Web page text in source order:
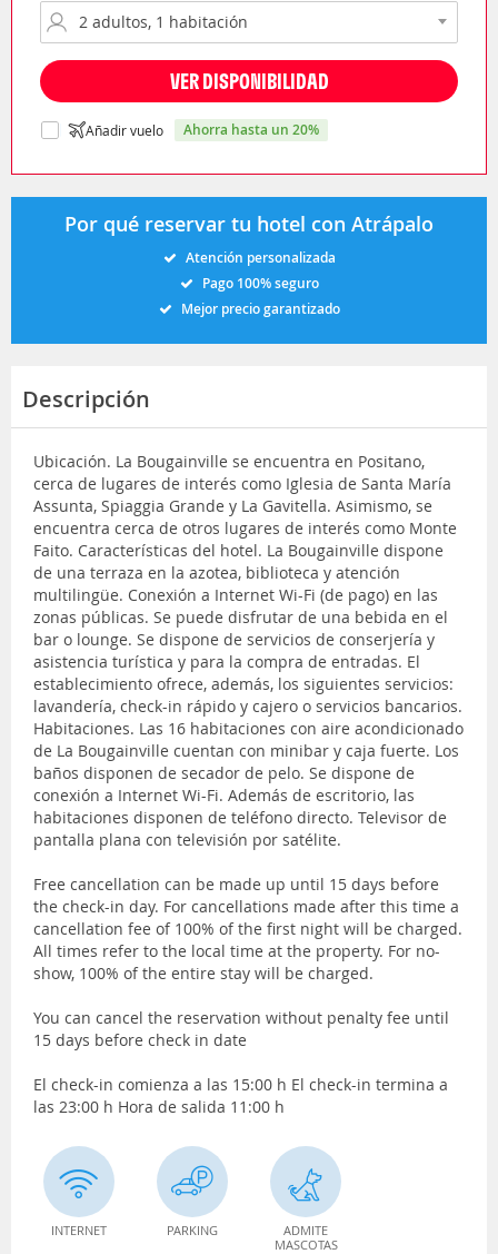
VER DISPONIBILIDAD
Añadir vuelo ahorra hasta un 20%
Por qué reservar tu hotel con Atrápalo
Atención personalizada
Pago 100% seguro
Mejor precio garantizado
Descripción
Ubicación. La Bougainville se encuentra en Positano,
cerca de lugares de interés como Iglesia de Santa María
Assunta, Spiaggia Grande y La Gavitella. Asimismo, se
encuentra cerca de otros lugares de interés como Monte
Faito. Características del hotel. La Bougainville dispone
de una terraza en la azotea, biblioteca y atención
multilingüe. Conexión a Internet Wi-Fi (de pago) en las
zonas públicas. Se puede disfrutar de una bebida en el
bar o lounge. Se dispone de servicios de conserjería y
asistencia turística y para la compra de entradas. El
establecimiento ofrece, además, los siguientes servicios:
lavandería, check-in rápido y cajero o servicios bancarios.
Habitaciones. Las 16 habitaciones con aire acondicionado
de La Bougainville cuentan con minibar y caja fuerte. Los
baños disponen de secador de pelo. Se dispone de
conexión a Internet Wi-Fi. Además de escritorio, las
habitaciones disponen de teléfono directo. Televisor de
pantalla plana con televisión por satélite.
Free cancellation can be made up until 15 days before
the check-in day. For cancellations made after this time a
cancellation fee of 100% of the first night will be charged.
All times refer to the local time at the property. For no-
show, 100% of the entire stay will be charged.
You can cancel the reservation without penalty fee until
15 days before check in date
El check-in comienza a las 15:00 h El check-in termina a
las 23:00 h Hora de salida 11:00 h
INTERNET PARKING
ADMITE
MASCOTAS